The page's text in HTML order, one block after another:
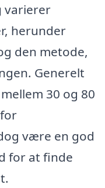
varierer
herunder
den metode,
Generelt
30 og 80
være en god
for at finde